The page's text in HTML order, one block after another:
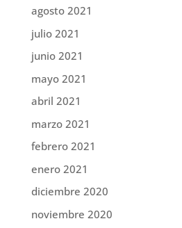
agosto 2021
julio 2021
junio 2021
mayo 2021
abril 2021
marzo 2021
febrero 2021
enero 2021
diciembre 2020
noviembre 2020